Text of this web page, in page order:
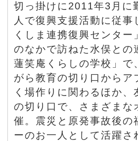
切っ掛けに2011年3月に
人で復興支援活動に従
くしま連携復興センタ
のなかで訪ねた水俣と
蓮笑庵くらしの学校」
がら教育の切り口から
く場作りに関わるほか
の切り口で、さまざま
催。震災と原発事故後
ーのお一人として活躍さ